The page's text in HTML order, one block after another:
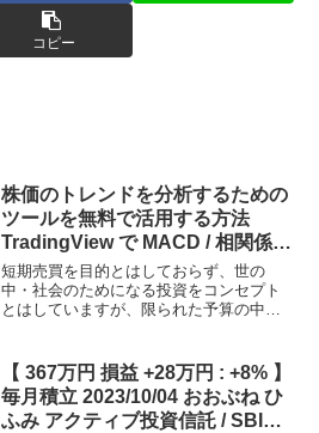
コピー
株価のトレンドを分析するための
ツールを無料で活用する方法
TradingView で MACD / 相関係数
/ ストキャスティックス / RSI
短期売買を目的とはしておらず、世の
中・社会のためになる投資をコンセプト
とはしていますが、限られた予算の中で
ことも時に必要になると、考えていま
す。そのような状況で役に立つ...
【 367万円 損益 +28万円 : +8% 】
毎月積立 2023/10/04 おおぶね ひ
ふみ アクティブ投資信託 / SBIラ